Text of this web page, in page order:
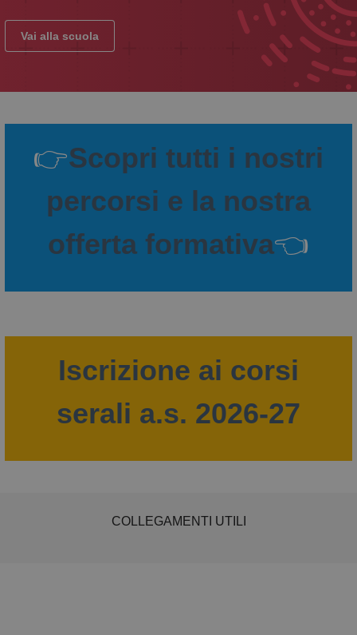
Vai alla scuola
👉Scopri tutti i nostri
percorsi e la nostra
offerta formativa👈
Iscrizione ai corsi
serali a.s. 2026-27
COLLEGAMENTI UTILI